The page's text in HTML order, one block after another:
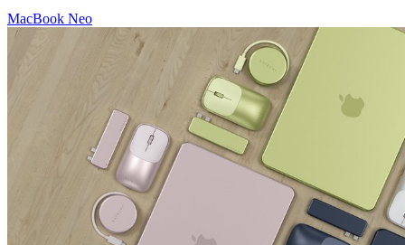
MacBook Neo